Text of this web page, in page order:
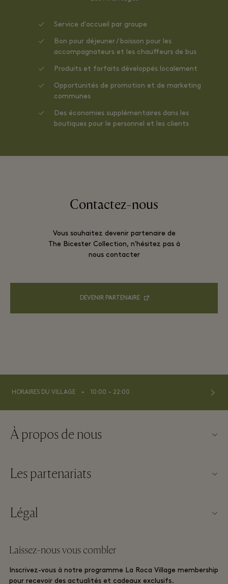
Service d'accueil par groupe
Bon pour déjeuner / boisson pour les
accompagnateurs et les chauffeurs de bus
Produits et forfaits développés localement
Opportunités de promotion et de marketing
communes
Des économies supplémentaires dans les
boutiques pour le personnel et les clients
Contactez-nous
Vous souhaitez devenir partenaire de
The Bicester Collection, n'hésitez pas à
nous contacter
DEVENIR PARTENAIRE
HORAIRES DU VILLAGE ⬩ 10:00 – 22:00
À propos de nous
À propos de La Roca Village
Télécharger l’appli
Carte Cadeau
Les partenariats
Devenir partenaire
Légal
Conditions Générales Relatives à La Roca Village membership
Laissez-nous vous combler
Inscrivez-vous à notre programme La Roca Village membership
pour recevoir des actualités et cadeaux exclusifs.